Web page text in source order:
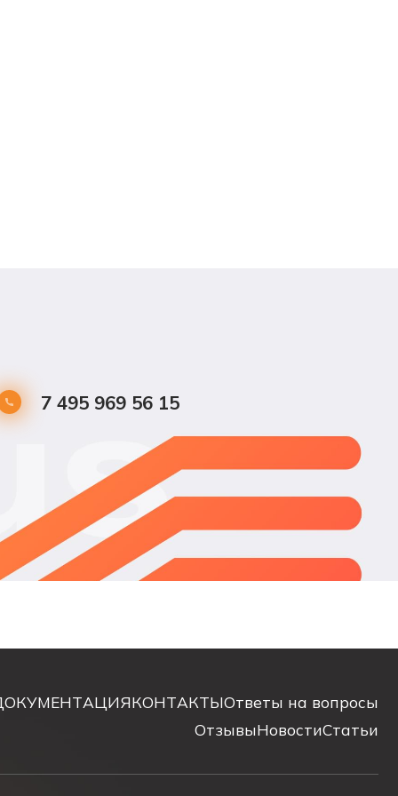
7 495 969 56 15
КОНТАКТЫОтветы на вопросы
ОтзывыНовостиСтатьи